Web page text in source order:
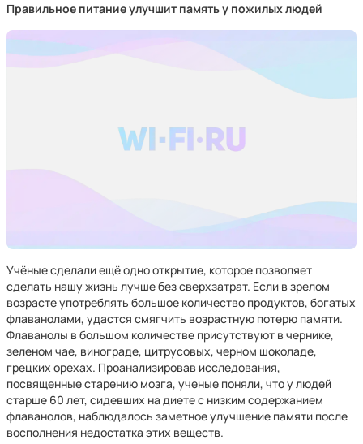
Правильное питание улучшит память у пожилых людей
Учёные сделали ещё одно открытие, которое позволяет
сделать нашу жизнь лучше без сверхзатрат. Если в зрелом
возрасте употреблять большое количество продуктов, богатых
флаванолами, удастся смягчить возрастную потерю памяти.
Флаванолы в большом количестве присутствуют в чернике,
зеленом чае, винограде, цитрусовых, черном шоколаде,
грецких орехах. Проанализировав исследования,
посвященные старению мозга, ученые поняли, что у людей
старше 60 лет, сидевших на диете с низким содержанием
флаванолов, наблюдалось заметное улучшение памяти после
восполнения недостатка этих веществ.